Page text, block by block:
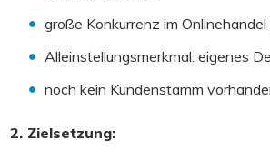
große Konkurrenz im Onlinehandel
Alleinstellungsmerkmal: eigenes
noch kein Kundenstamm
2. Zielsetzung: